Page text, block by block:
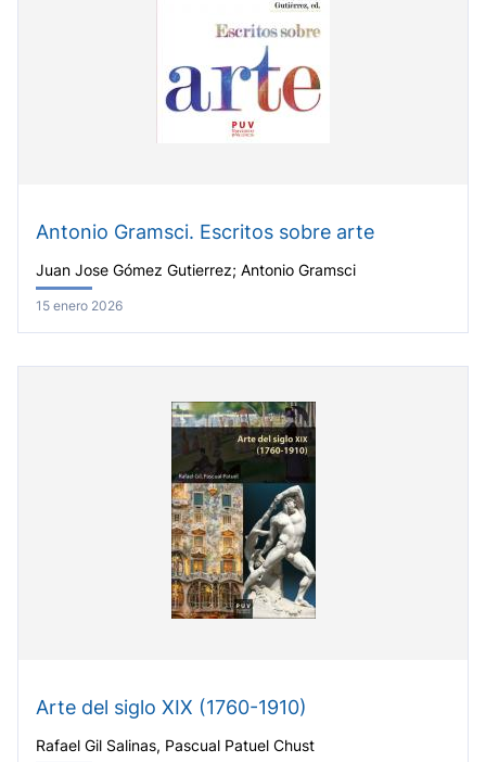
Antonio Gramsci. Escritos sobre arte
Juan Jose Gómez Gutierrez; Antonio Gramsci
15 enero 2026
Arte del siglo XIX (1760-1910)
Rafael Gil Salinas, Pascual Patuel Chust